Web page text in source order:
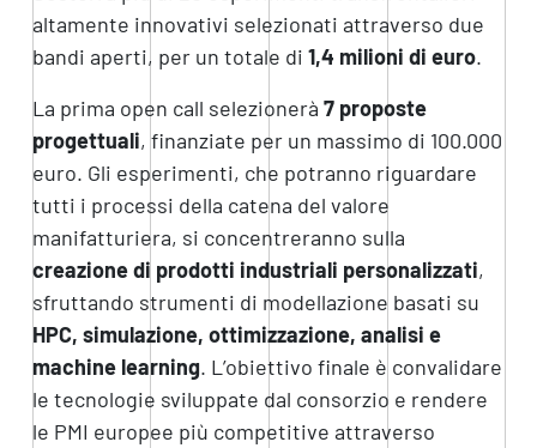
altamente innovativi selezionati attraverso due
bandi aperti, per un totale di 1,4 milioni di euro.
La prima open call selezionerà 7 proposte
progettuali, finanziate per un massimo di 100.000
euro. Gli esperimenti, che potranno riguardare
tutti i processi della catena del valore
manifatturiera, si concentreranno sulla
creazione di prodotti industriali personalizzati,
sfruttando strumenti di modellazione basati su
HPC, simulazione, ottimizzazione, analisi e
machine learning. L’obiettivo finale è convalidare
le tecnologie sviluppate dal consorzio e rendere
le PMI europee più competitive attraverso